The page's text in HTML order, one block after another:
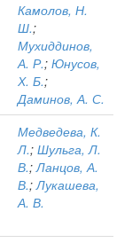
Камолов, Н.
Ш.;
Мухиддинов,
А. Р.; Юнусов,
Х. Б.;
Даминов, А. С.
Медведева, К.
Л.; Шульга, Л.
В.;Ланцов, А.
В.;Лукашева,
А. В.